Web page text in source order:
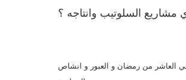
العاشر من رمضان و العبور و انشاص